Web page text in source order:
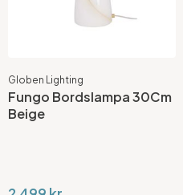
Globen Lighting
Fungo Bordslampa 30Cm
Beige